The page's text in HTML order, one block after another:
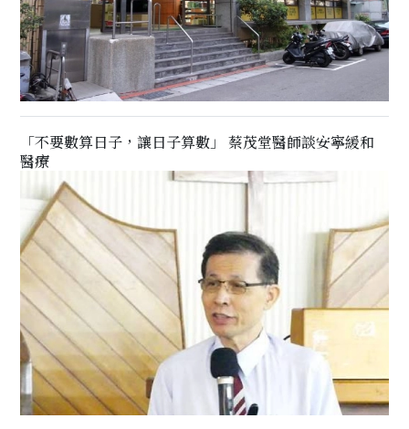
「不要數算日子，讓日子算數」 蔡茂堂醫師談安寧緩和
醫療